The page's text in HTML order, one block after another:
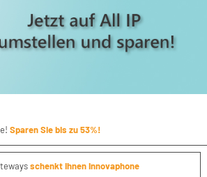
Sparen Sie bis zu 53%!
schenkt Ihnen innovaphone